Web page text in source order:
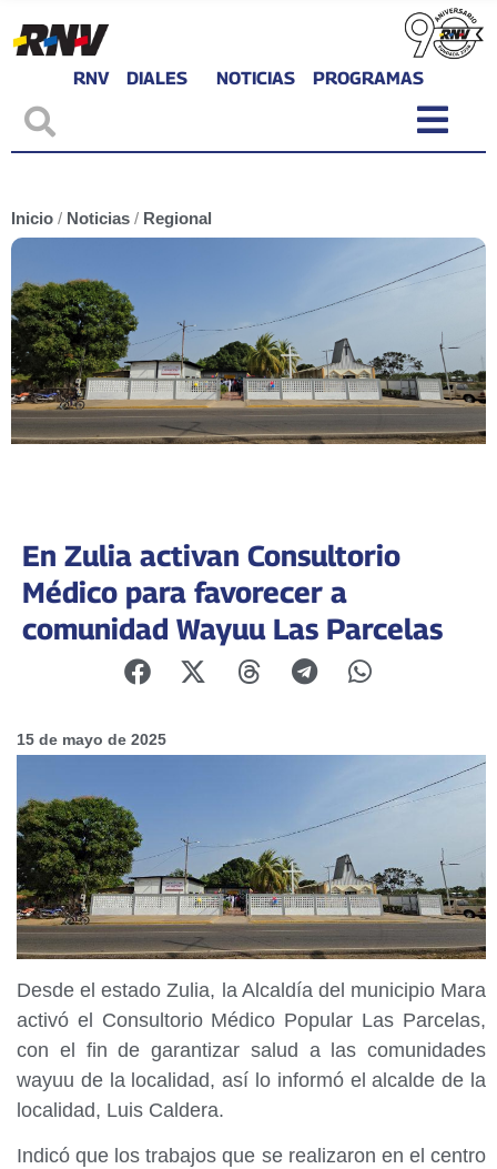
RNV DIALES NOTICIAS PROGRAMAS
Inicio / Noticias / Regional
En Zulia activan Consultorio
Médico para favorecer a
comunidad Wayuu Las Parcelas
15 de mayo de 2025
Desde el estado Zulia, la Alcaldía del municipio Mara
activó el Consultorio Médico Popular Las Parcelas,
con el fin de garantizar salud a las comunidades
wayuu de la localidad, así lo informó el alcalde de la
localidad, Luis Caldera.
Indicó que los trabajos que se realizaron en el centro